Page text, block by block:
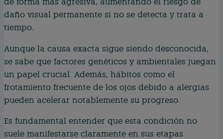
de forma más agresiva, aumentando el riesgo de
daño visual permanente si no se detecta y trata a
tiempo.
Aunque la causa exacta sigue siendo desconocida,
se sabe que factores genéticos y ambientales juegan
un papel crucial. Además, hábitos como el
frotamiento frecuente de los ojos debido a alergias
pueden acelerar notablemente su progreso.
Es fundamental entender que esta condición no
suele manifestarse claramente en sus etapas